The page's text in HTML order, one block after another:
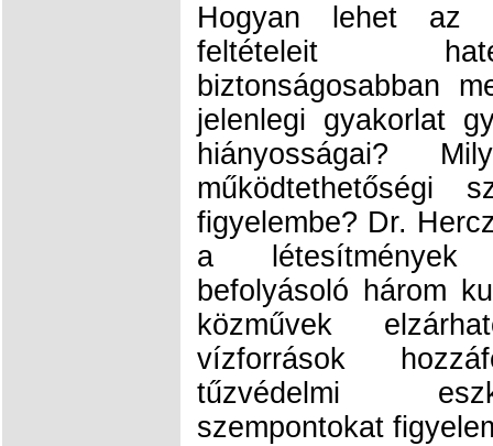
Hogyan lehet az
feltételeit
biztonságosabban
jelenlegi gyakorlat
hiányosságai?
működtethetőségi
figyelembe? Dr.
a létesítmények
befolyásoló három
közművek
vízforrások
tűzvédelmi
szempontokat